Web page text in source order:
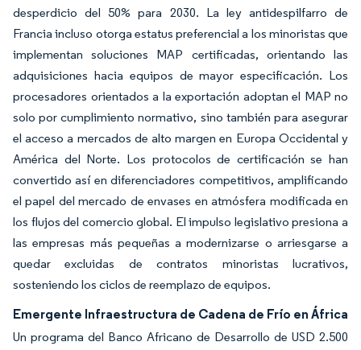
desperdicio del 50% para 2030. La ley antidespilfarro de
Francia incluso otorga estatus preferencial a los minoristas que
implementan soluciones MAP certificadas, orientando las
adquisiciones hacia equipos de mayor especificación. Los
procesadores orientados a la exportación adoptan el MAP no
solo por cumplimiento normativo, sino también para asegurar
el acceso a mercados de alto margen en Europa Occidental y
América del Norte. Los protocolos de certificación se han
convertido así en diferenciadores competitivos, amplificando
el papel del mercado de envases en atmósfera modificada en
los flujos del comercio global. El impulso legislativo presiona a
las empresas más pequeñas a modernizarse o arriesgarse a
quedar excluidas de contratos minoristas lucrativos,
sosteniendo los ciclos de reemplazo de equipos.
Emergente Infraestructura de Cadena de Frío en África
Un programa del Banco Africano de Desarrollo de USD 2.500